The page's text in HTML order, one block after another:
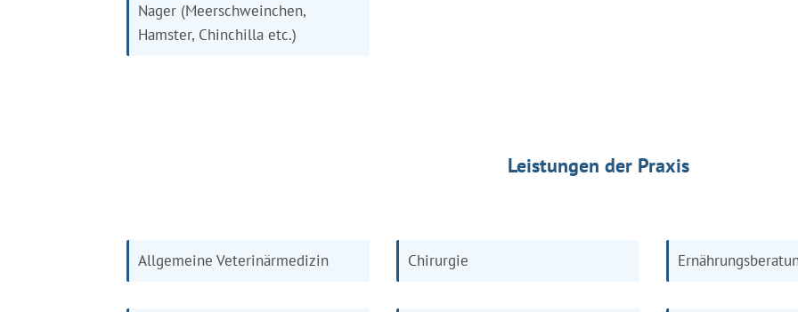
Nager (Meerschweinchen,
Hamster, Chinchilla etc.)
Leistungen der Praxis
Allgemeine Veterinärmedizin Chirurgie